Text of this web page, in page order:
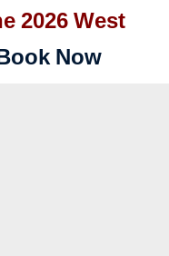
2026 West
Now